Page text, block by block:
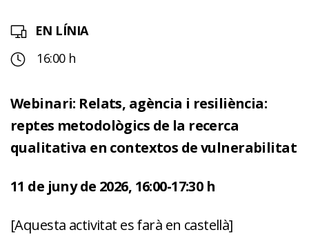
EN LÍNIA
16:00 h
Webinari: Relats, agència i resiliència:
reptes metodològics de la recerca
qualitativa en contextos de vulnerabilitat
11 de juny de 2026, 16:00-17:30 h
[Aquesta activitat es farà en castellà]